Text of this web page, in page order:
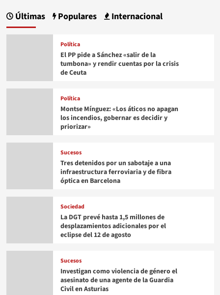
Últimas Populares Internacional
Política
El PP pide a Sánchez «salir de la
tumbona» y rendir cuentas por la crisis
de Ceuta
Política
Montse Mínguez: «Los áticos no apagan
los incendios, gobernar es decidir y
priorizar»
Sucesos
Tres detenidos por un sabotaje a una
infraestructura ferroviaria y de fibra
óptica en Barcelona
Sociedad
La DGT prevé hasta 1,5 millones de
desplazamientos adicionales por el
eclipse del 12 de agosto
Sucesos
Investigan como violencia de género el
asesinato de una agente de la Guardia
Civil en Asturias